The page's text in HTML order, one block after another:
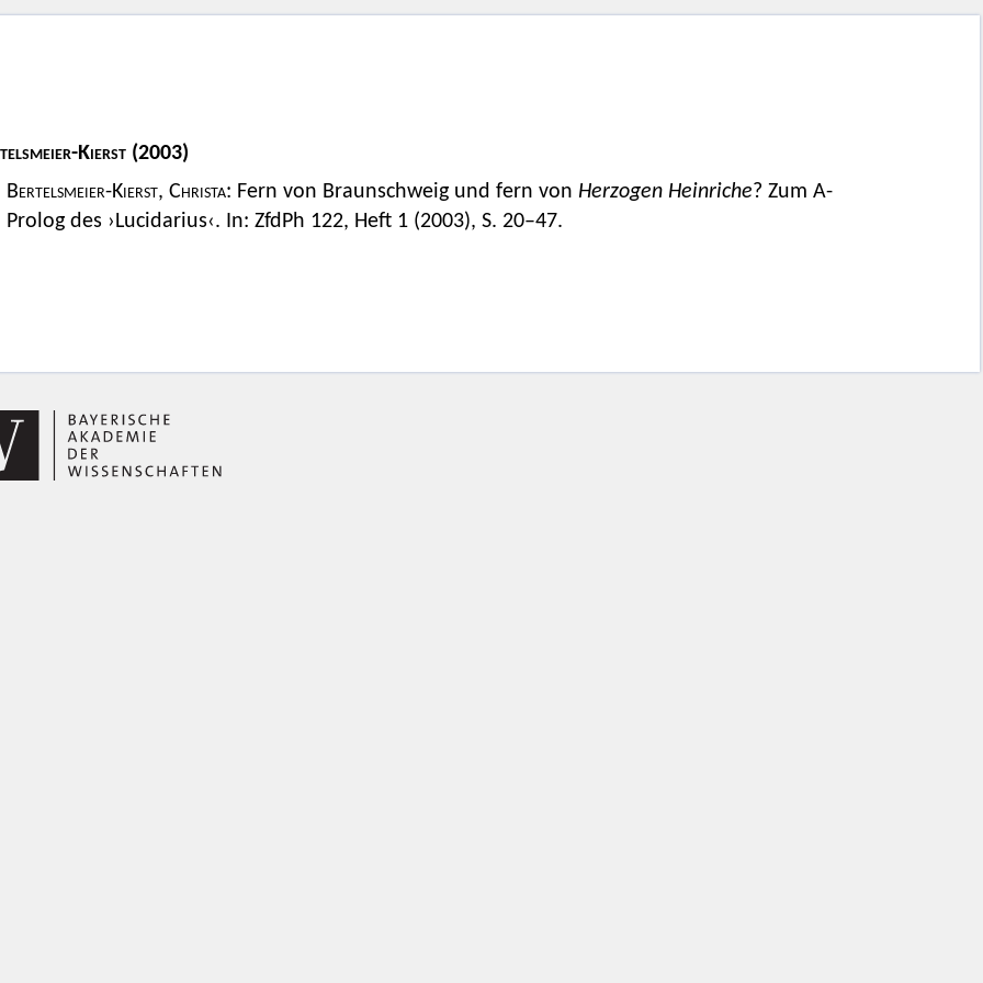
Kierst(2003)
Bertelsmeier-Kierst, Christa: Fern von Braunschweig und fern von Herzogen Heinriche? Zum A-
Prolog des ›Lucidarius‹. In: ZfdPh 122, Heft 1 (2003), S. 20–47.